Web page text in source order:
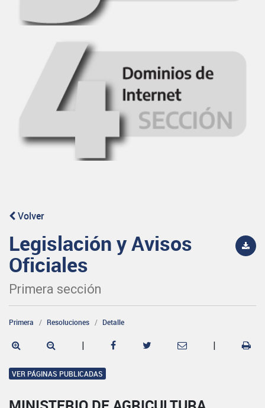
Volver
Legislación y Avisos
Oficiales
Primera sección
Primera Resoluciones Detalle
| |
VER PÁGINAS PUBLICADAS